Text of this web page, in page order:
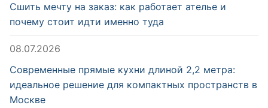
Сшить мечту на заказ: как работает ателье и
почему стоит идти именно туда
08.07.2026
Современные прямые кухни длиной 2,2 метра:
идеальное решение для компактных пространств в
Москве